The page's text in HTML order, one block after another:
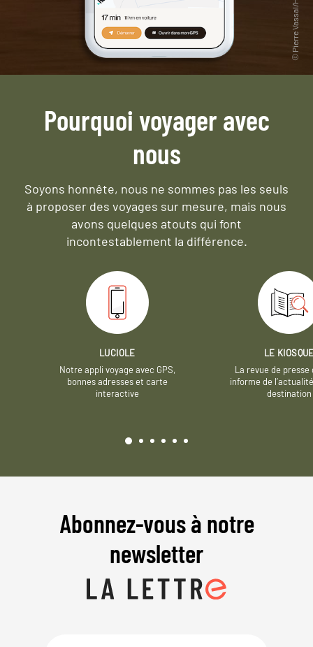
Pourquoi voyager avec
nous
Soyons honnête, nous ne sommes pas les seuls
à proposer des voyages sur mesure, mais nous
avons quelques atouts qui font
incontestablement la différence.
LUCIOLE
Notre appli voyage avec GPS,
bonnes adresses et carte
interactive
LE
La revue de presse
informe de
destination
Abonnez-vous à notre
newsletter